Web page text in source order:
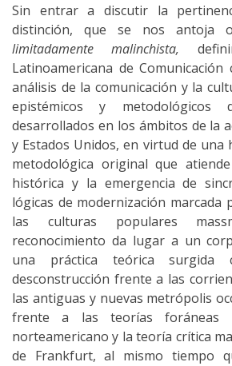
Sin entrar a discutir la
distinción, que se nos antoja
limitadamente malinchista,
Latinoamericana de
análisis de la comunicación y la
epistémicos y
desarrollados en los ámbitos de la
y Estados Unidos, en virtud de una
metodológica original que
histórica y la emergencia de
lógicas de modernización marcada
las culturas populares
reconocimiento da lugar a un
una práctica teórica surgida
desconstrucción frente a las
las antiguas y nuevas metrópolis
frente a las teorías foráneas
norteamericano y la teoría crítica
de Frankfurt, al mismo tiempo